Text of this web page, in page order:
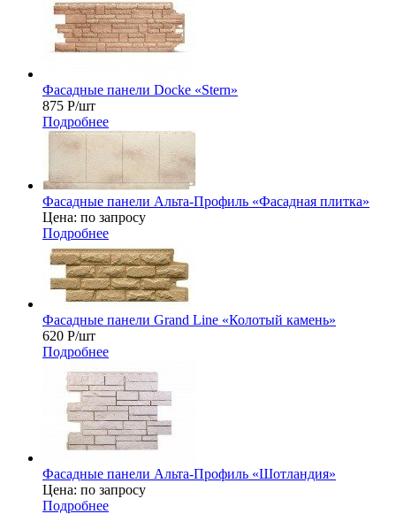
Фасадные панели Docke «Stern»
875 Р/шт
Подробнее
Фасадные панели Альта-Профиль «Фасадная плитка»
Цена: по запросу
Подробнее
Фасадные панели Grand Line «Колотый камень»
620 Р/шт
Подробнее
Фасадные панели Альта-Профиль «Шотландия»
Цена: по запросу
Подробнее